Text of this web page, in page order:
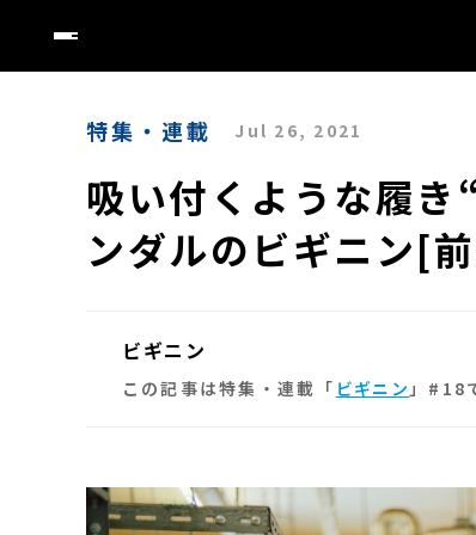
特集・連載 Jul 26, 2021
吸い付くような履
ンダルのビギニン[
ビギニン
この記事は特集・連載「 ビギニン」#18